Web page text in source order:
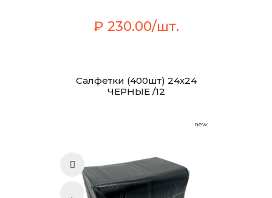
₽ 230.00/шт.
Салфетки (400шт) 24х24
ЧЕРНЫЕ /12
new